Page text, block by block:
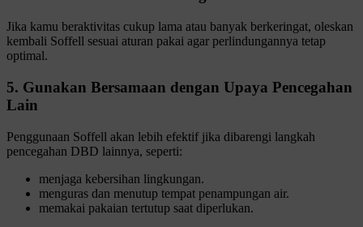
Jika kamu beraktivitas cukup lama atau banyak berkeringat, oleskan
kembali Soffell sesuai aturan pakai agar perlindungannya tetap
optimal.
5. Gunakan Bersamaan dengan Upaya Pencegahan
Lain
Penggunaan Soffell akan lebih efektif jika dibarengi langkah
pencegahan DBD lainnya, seperti:
menjaga kebersihan lingkungan.
menguras dan menutup tempat penampungan air.
memakai pakaian tertutup saat diperlukan.